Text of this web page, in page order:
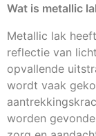
Wat is metallic
Metallic lak
reflectie van
opvallende
wordt vaak
worden